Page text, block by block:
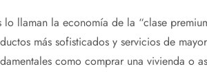
lo llaman la economía de la “clase
más sofisticados y servicios de
como comprar una vivienda o